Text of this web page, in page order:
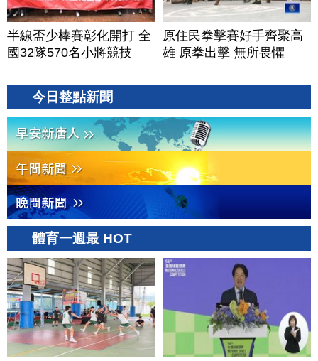
半線盃少棒賽彰化開打 全
國32隊570名小將競技
原住民拳擊賽好手齊聚高
雄 原拳出擊 無所畏懼
今日整點新聞
體育一週最 HOT